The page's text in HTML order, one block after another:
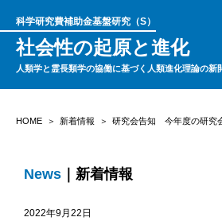
科学研究費補助金基盤研究（S）
社会性の起原と進化
人類学と霊長類学の協働に基づく人類進化理論の新
HOME 新着情報 研究会告知 今年度の研究
News ｜新着情報
2022年9月22日